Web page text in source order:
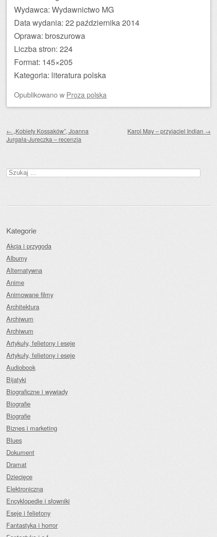
Wydawca: Wydawnictwo MG
Data wydania: 22 października 2014
Oprawa: broszurowa
Liczba stron: 224
Format: 145×205
Kategoria: literatura polska
Opublikowanow Proza polska
← „Kobiety Kossaków”, Joanna
Jurgała-Jureczka – recenzja
Karol May – przyjaciel Indian →
Szukaj:
Kategorie
Akcja i przygoda
Albumy
Alternatywna
Anime
Animowane filmy
Architektura
Archiwum
Archiwum
Artykuły, felietony i eseje
Artykuły, felietony i eseje
Audiobook
Bijatyki
Biograficzne i wywiady
Biografie
Biografie
Biznes i marketing
Blues
Dokument
Dramat
Dziecięce
Elektroniczna
Encyklopedie i słowniki
Eseje i felietony
Fantastyka i horror